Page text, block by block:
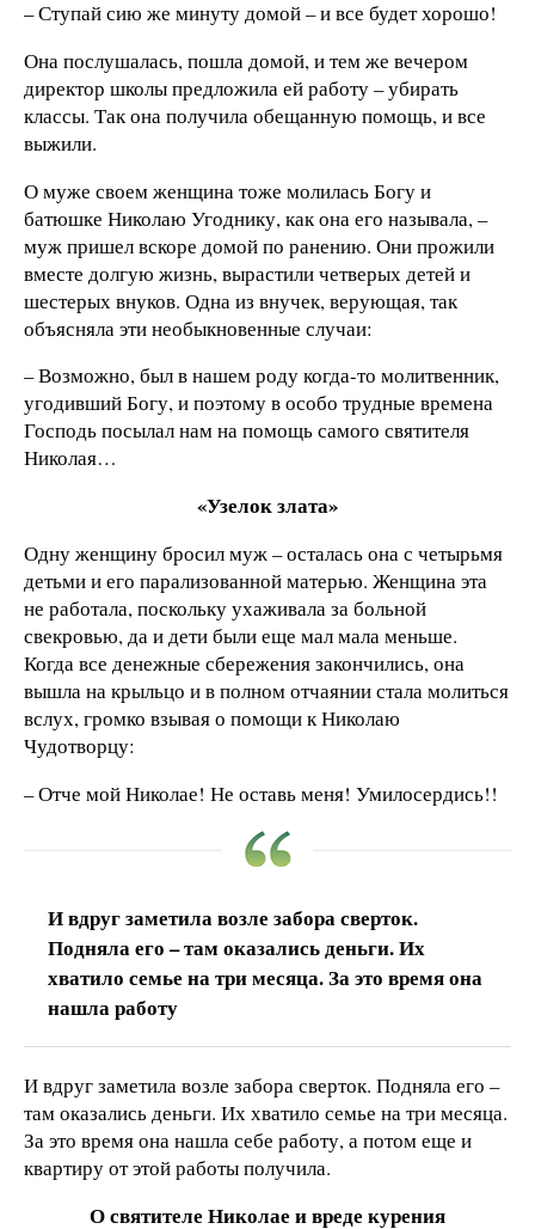
– Ступай сию же минуту домой – и все будет хорошо!
Она послушалась, пошла домой, и тем же вечером
директор школы предложила ей работу – убирать
классы. Так она получила обещанную помощь, и все
выжили.
О муже своем женщина тоже молилась Богу и
батюшке Николаю Угоднику, как она его называла, –
муж пришел вскоре домой по ранению. Они прожили
вместе долгую жизнь, вырастили четверых детей и
шестерых внуков. Одна из внучек, верующая, так
объясняла эти необыкновенные случаи:
– Возможно, был в нашем роду когда-то молитвенник,
угодивший Богу, и поэтому в особо трудные времена
Господь посылал нам на помощь самого святителя
Николая…
«Узелок злата»
Одну женщину бросил муж – осталась она с четырьмя
детьми и его парализованной матерью. Женщина эта
не работала, поскольку ухаживала за больной
свекровью, да и дети были еще мал мала меньше.
Когда все денежные сбережения закончились, она
вышла на крыльцо и в полном отчаянии стала молиться
вслух, громко взывая о помощи к Николаю
Чудотворцу:
– Отче мой Николае! Не оставь меня! Умилосердись!!
И вдруг заметила возле забора сверток.
Подняла его – там оказались деньги. Их
хватило семье на три месяца. За это время она
нашла работу
И вдруг заметила возле забора сверток. Подняла его –
там оказались деньги. Их хватило семье на три месяца.
За это время она нашла себе работу, а потом еще и
квартиру от этой работы получила.
О святителе Николае и вреде курения